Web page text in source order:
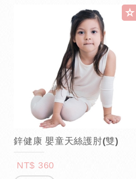
鋅健康 嬰童天絲護肘(雙)
NT$ 360